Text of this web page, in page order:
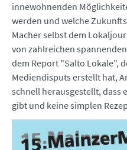
innewohnenden
werden und welche
Macher selbst dem
von zahlreichen
dem Report "Salto Lokale",
Mediendisputs erstellt hat,
schnell herausgestellt, dass
gibt und keine simplen